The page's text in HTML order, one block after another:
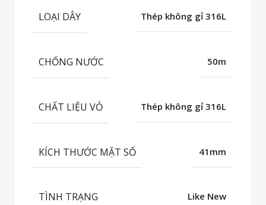
LOẠI DÂY Thép không gỉ 316L
CHỐNG NƯỚC 50m
CHẤT LIỆU VỎ Thép không gỉ 316L
KÍCH THƯỚC MẶT SỐ 41mm
TÌNH TRẠNG Like New